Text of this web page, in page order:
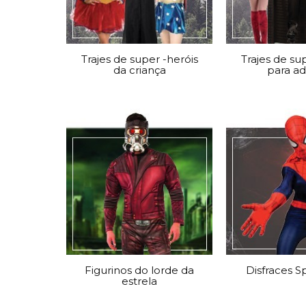
Ver MaisDecoração
Ver Mais
Ver Mais
Grinaldas
Ver Mais
Trajes de super -heróis
da criança
Trajes de
para
Figurinos do lorde da
estrela
Disfraces